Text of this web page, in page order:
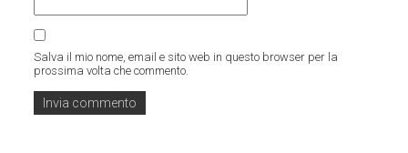
Salva il mio nome, email e sito web in questo browser per la
prossima volta che commento.